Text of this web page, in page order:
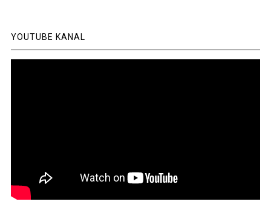
YOUTUBE KANAL